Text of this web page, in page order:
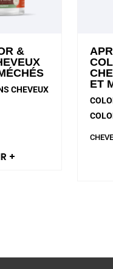
&
CHEVEUX
+
ET